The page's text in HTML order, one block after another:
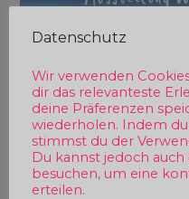
Datenschutz
Wir verwenden
dir das relevanteste
deine Präferenzen
wiederholen. Indem du
stimmst du der
Du kannst jedoch
besuchen, um eine
erteilen.